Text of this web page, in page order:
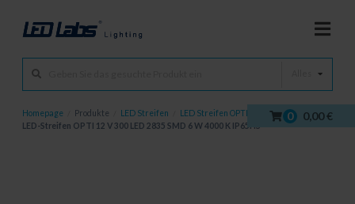
0 0,00 €
Homepage Produkte LED Streifen LED Streifen OPTI
LED-Streifen OPTI 12 V 300 LED 2835 SMD 6 W 4000 K IP65HS